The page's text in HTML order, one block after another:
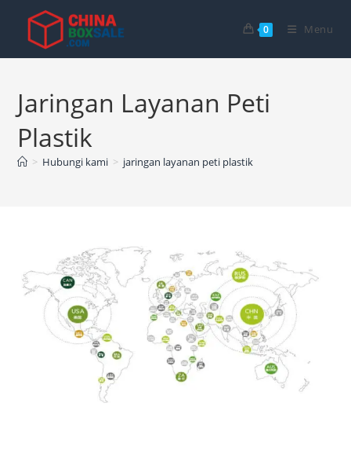
Langsung
konten
0 Menu
Jaringan Layanan Peti
Plastik
> Hubungi kami > jaringan layanan peti plastik